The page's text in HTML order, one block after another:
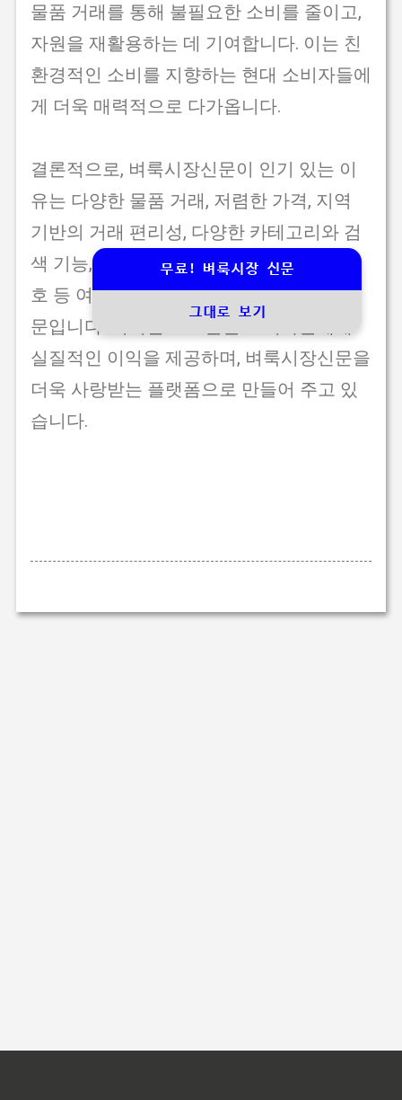
물품 거래를 통해 불필요한 소비를 줄이고,
자원을 재활용하는 데 기여합니다. 이는 친
환경적인 소비를 지향하는 현대 소비자들에
게 더욱 매력적으로 다가옵니다.
결론적으로, 벼룩시장신문이 인기 있는 이
유는 다양한 물품 거래, 저렴한 가격, 지역
기반의 거래 편리성, 다양한 카테고리와 검
색 기능, 사용자 간의 소통, 그리고 환경 보
호 등 여러 요소가 복합적으로 작용하기 때
문입니다. 이러한 요소들은 소비자들에게
실질적인 이익을 제공하며, 벼룩시장신문을
더욱 사랑받는 플랫폼으로 만들어 주고 있
습니다.
무료! 벼룩시장 신문
그대로 보기